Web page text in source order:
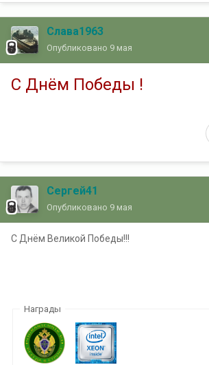
Слава1963
Опубликовано 9 мая
С Днём Победы !
Сергей41
Опубликовано 9 мая
С Днём Великой Победы!!!
Награды